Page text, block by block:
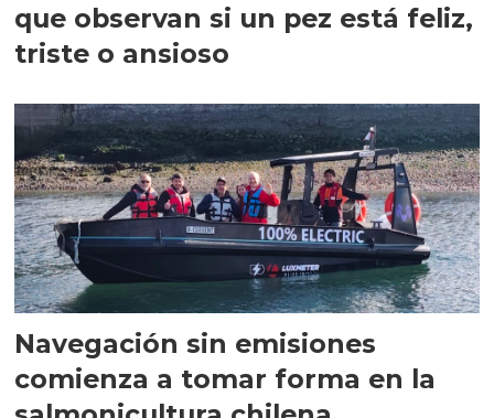
que observan si un pez está feliz,
triste o ansioso
Navegación sin emisiones
comienza a tomar forma en la